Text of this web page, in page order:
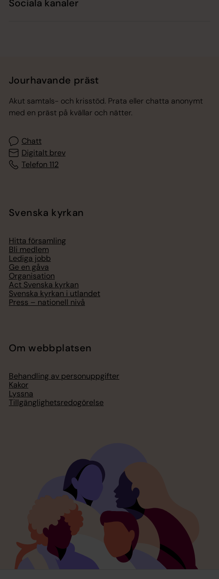
Sociala kanaler
Jourhavande präst
Akut samtals- och krisstöd. Prata eller chatta anonymt
med en präst på kvällar och nätter.
Chatt
Digitalt brev
Telefon 112
Svenska kyrkan
Hitta församling
Bli medlem
Lediga jobb
Ge en gåva
Organisation
Act Svenska kyrkan
Svenska kyrkan i utlandet
Press – nationell nivå
Om webbplatsen
Behandling av personuppgifter
Kakor
Lyssna
Tillgänglighetsredogörelse